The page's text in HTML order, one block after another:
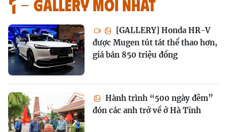
GALLERY MỚI NHẤT
[GALLERY] Honda HR-V
được Mugen tút tát thể thao hơn,
giá bán 850 triệu đồng
Hành trình “500 ngày đêm”
đón các anh trở về ở Hà Tĩnh